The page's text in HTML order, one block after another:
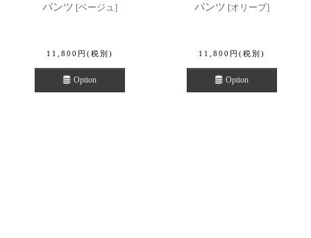
パンツ [ベージュ ]
11,800 円 (税別)
Option
パンツ [オリーブ]
11,800 円 (税別)
Option